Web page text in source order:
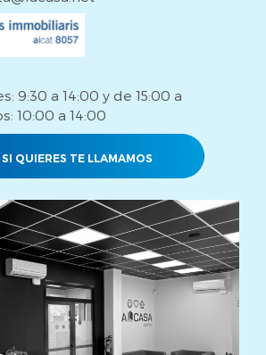
9:30 a 14:00 y de 15:00 a
10:00 a 14:00
SI QUIERES TE LLAMAMOS